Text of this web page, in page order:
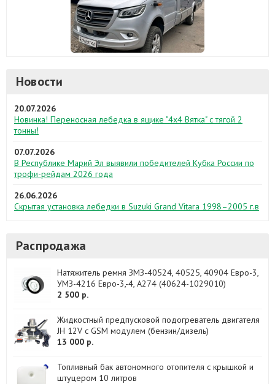
Новости
20.07.2026
Новинка! Переносная лебедка в ящике "4х4 Вятка" с тягой 2
тонны!
07.07.2026
В Республике Марий Эл выявили победителей Кубка России по
трофи-рейдам 2026 года
26.06.2026
Скрытая установка лебедки в Suzuki Grand Vitara 1998–2005 г.в
Распродажа
Натяжитель ремня ЗМЗ-40524, 40525, 40904 Евро-3,
УМЗ-4216 Евро-3,-4, А274 (40624-1029010)
2 500 р.
Жидкостный предпусковой подогреватель двигателя
JH 12V с GSM модулем (бензин/дизель)
13 000 р.
Топливный бак автономного отопителя с крышкой и
штуцером 10 литров